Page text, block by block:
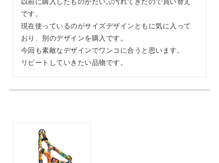
以前に購入したものがだいぶ汚れてきたので買い替え
です。
現在使っているのがサイズデザインともに気に入って
おり、別のデザインを購入です。
今回も素敵なデザインでワンコに合うと思います。
リピートしていきたい品物です。